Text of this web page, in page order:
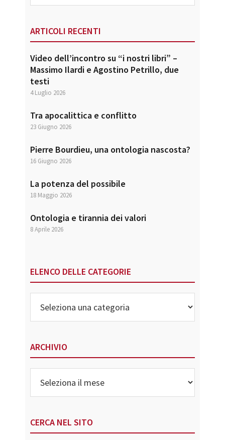
website
ARTICOLI RECENTI
Video dell’incontro su “i nostri libri” –
Massimo Ilardi e Agostino Petrillo, due
testi
4 Luglio 2026
Tra apocalittica e conflitto
23 Giugno 2026
Pierre Bourdieu, una ontologia nascosta?
16 Giugno 2026
La potenza del possibile
18 Maggio 2026
Ontologia e tirannia dei valori
8 Aprile 2026
ELENCO DELLE CATEGORIE
delle
Categorie
ARCHIVIO
CERCA NEL SITO